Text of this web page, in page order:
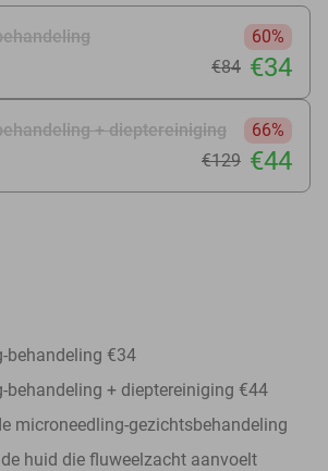
60%
€84 €34
+ dieptereiniging
66%
€129 €44
behandeling €34
behandeling + dieptereiniging €44
microneedling-gezichtsbehandeling
huid die fluweelzacht aanvoelt